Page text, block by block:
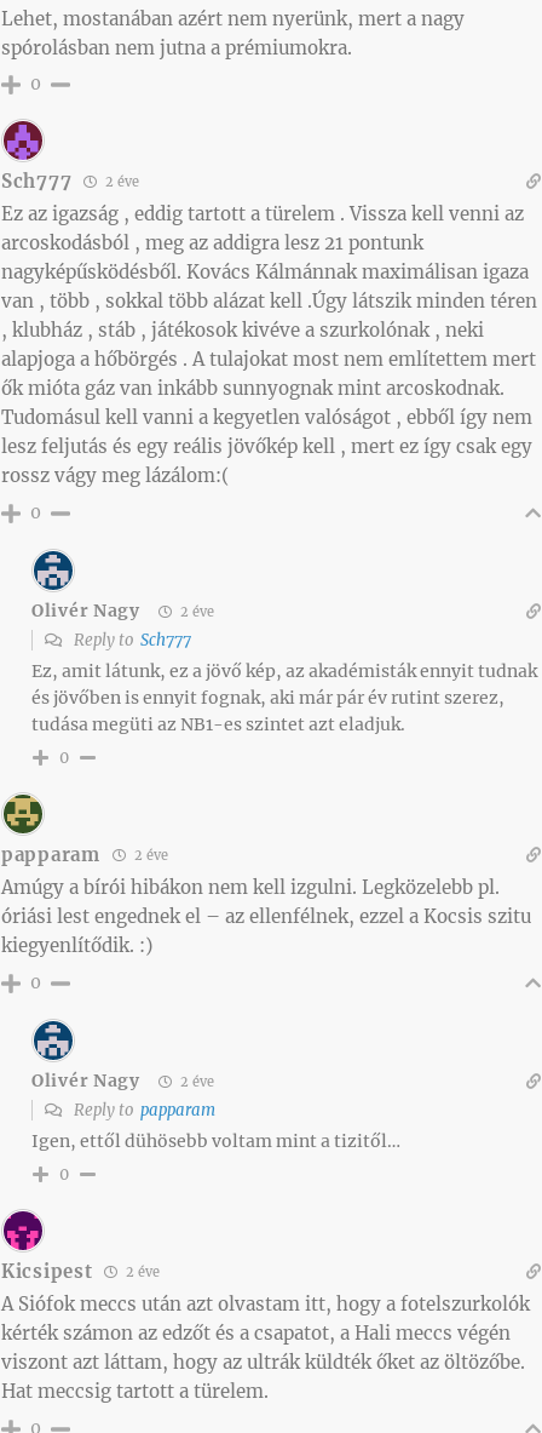
Lehet, mostanában azért nem nyerünk, mert a nagy
spórolásban nem jutna a prémiumokra.
0
Sch777 2 éve
Ez az igazság , eddig tartott a türelem . Vissza kell venni az
arcoskodásból , meg az addigra lesz 21 pontunk
nagyképűsködésből. Kovács Kálmánnak maximálisan igaza
van , több , sokkal több alázat kell .Úgy látszik minden téren
, klubház , stáb , játékosok kivéve a szurkolónak , neki
alapjoga a hőbörgés . A tulajokat most nem említettem mert
ők mióta gáz van inkább sunnyognak mint arcoskodnak.
Tudomásul kell vanni a kegyetlen valóságot , ebből így nem
lesz feljutás és egy reális jövőkép kell , mert ez így csak egy
rossz vágy meg lázálom:(
0
Olivér Nagy 2 éve
Reply to Sch777
Ez, amit látunk, ez a jövő kép, az akadémisták ennyit tudnak
és jövőben is ennyit fognak, aki már pár év rutint szerez,
tudása megüti az NB1-es szintet azt eladjuk.
0
papparam 2 éve
Amúgy a bírói hibákon nem kell izgulni. Legközelebb pl.
óriási lest engednek el – az ellenfélnek, ezzel a Kocsis szitu
kiegyenlítődik. :)
0
Olivér Nagy 2 éve
Reply to papparam
Igen, ettől dühösebb voltam mint a tizitől…
0
Kicsipest 2 éve
A Siófok meccs után azt olvastam itt, hogy a fotelszurkolók
kérték számon az edzőt és a csapatot, a Hali meccs végén
viszont azt láttam, hogy az ultrák küldték őket az öltözőbe.
Hat meccsig tartott a türelem.
0